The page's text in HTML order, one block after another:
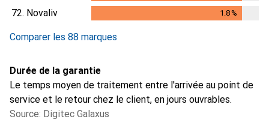
1.8%
72. Novaliv 1.8%
Comparer les 88 marques
Durée de la garantie
Le temps moyen de traitement entre l'arrivée au point de
service et le retour chez le client, en jours ouvrables.
Source: Digitec Galaxus